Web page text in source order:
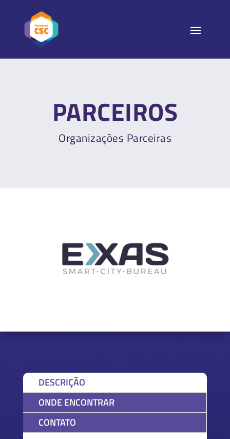
PARCEIROS
Organizações Parceiras
DESCRIÇÃO
ONDE ENCONTRAR
CONTATO